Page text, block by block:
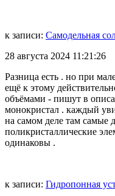
к записи: Самодельная
28 августа 2024 11:21:26
Разница есть . но при
ещё к этому
объёмами - пишут в
монокристал . каждый
на самом деле там самые
поликристаллические
одинаковы .
к записи: Гидропонная